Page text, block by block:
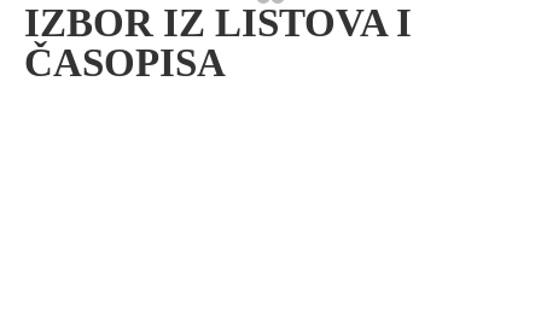
IZBOR IZ LISTOVA I
ČASOPISA